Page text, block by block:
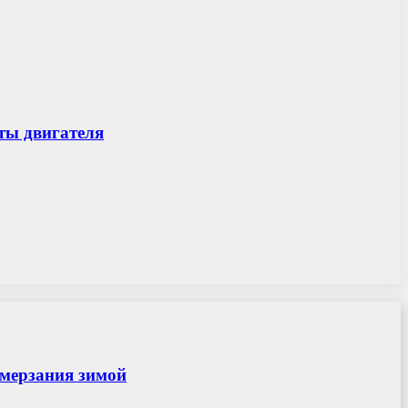
двигателя
зимой